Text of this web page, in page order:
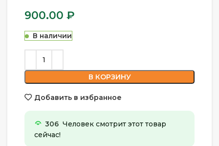
900.00 ₽
В наличии
В КОРЗИНУ
Добавить в избранное
306 Человек смотрит этот товар
сейчас!